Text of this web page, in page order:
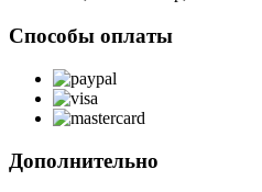
Способы оплаты
Дополнительно